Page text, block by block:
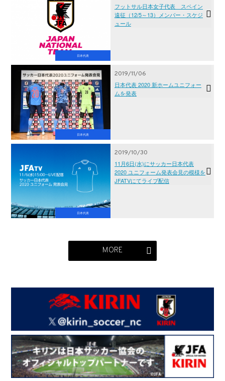
日本代表
フットサル日本女子代表 スペイン
遠征（12/5～13）メンバー・スケジ
ュール
日本代表
2019/11/06
日本代表 2020 新ホームユニフォー
ムを発表
日本代表
2019/10/30
11月6日(水)にサッカー日本代表
2020 ユニフォーム発表会見の模様を
JFATVにてライブ配信
MORE